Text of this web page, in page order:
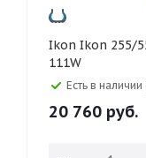
Ikon Ikon 255/55 R19 Autograph Ultra 2 SUV
111W
Есть в наличии
20 760 руб.